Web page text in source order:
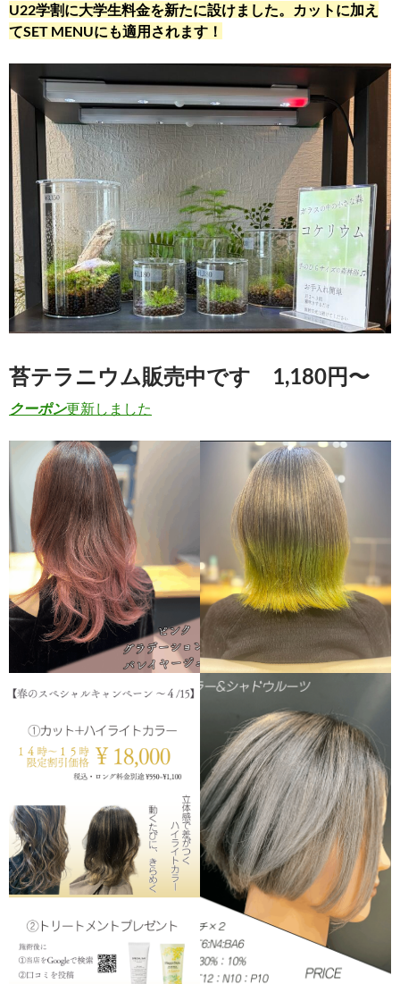
U22学割に大学生料金を新たに設けました。カットに加え
てSET MENUにも適用されます！
苔テラニウム販売中です 1,180円〜
クーポン更新しました